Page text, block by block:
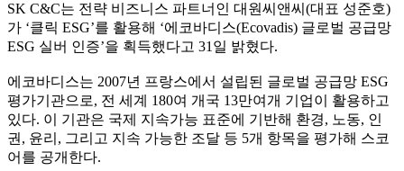
SK C&C는 전략 비즈니스 파트너인 대원씨앤씨(대표 성준호)
가 ‘클릭 ESG’를 활용해 ‘에코바디스(Ecovadis) 글로벌 공급망
ESG 실버 인증’을 획득했다고 31일 밝혔다.
에코바디스는 2007년 프랑스에서 설립된 글로벌 공급망 ESG
평가기관으로, 전 세계 180여 개국 13만여개 기업이 활용하고
있다. 이 기관은 국제 지속가능 표준에 기반해 환경, 노동, 인
권, 윤리, 그리고 지속 가능한 조달 등 5개 항목을 평가해 스코
어를 공개한다.